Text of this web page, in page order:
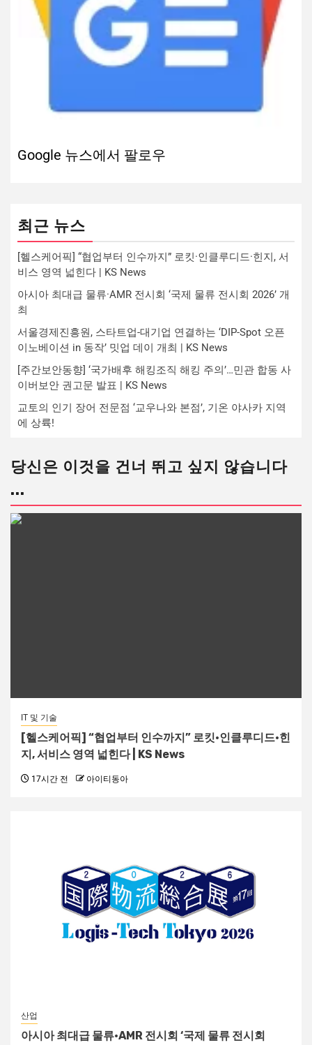
Google 뉴스에서 팔로우
최근 뉴스
[헬스케어픽] “협업부터 인수까지” 로킷·인클루디드·힌지, 서
비스 영역 넓힌다 | KS News
아시아 최대급 물류·AMR 전시회 ‘국제 물류 전시회 2026’ 개
최
서울경제진흥원, 스타트업-대기업 연결하는 ‘DIP-Spot 오픈
이노베이션 in 동작’ 밋업 데이 개최 | KS News
[주간보안동향] ‘국가배후 해킹조직 해킹 주의’…민관 합동 사
이버보안 권고문 발표 | KS News
교토의 인기 장어 전문점 ‘교우나와 본점’, 기온 야사카 지역
에 상륙!
당신은 이것을 건너 뛰고 싶지 않습니다
...
IT 및 기술
[헬스케어픽] “협업부터 인수까지” 로킷·인클루디드·힌
지, 서비스 영역 넓힌다 | KS News
17시간 전 아이티동아
산업
아시아 최대급 물류·AMR 전시회 ‘국제 물류 전시회